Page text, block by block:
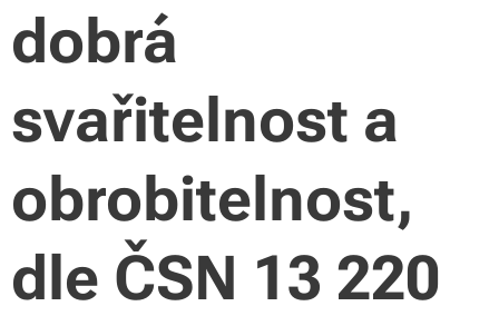
dobrá
svařitelnost a
obrobitelnost,
dle ČSN 13 220